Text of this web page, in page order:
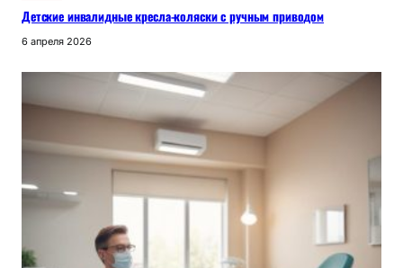
Детские инвалидные кресла-коляски с ручным приводом
6 апреля 2026